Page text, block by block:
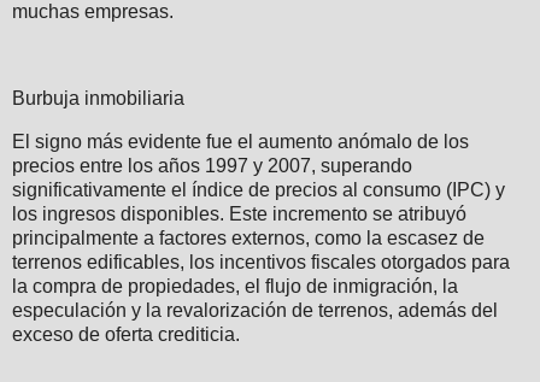
muchas empresas.
Burbuja inmobiliaria
El signo más evidente fue el aumento anómalo de los
precios entre los años 1997 y 2007, superando
significativamente el índice de precios al consumo (IPC) y
los ingresos disponibles. Este incremento se atribuyó
principalmente a factores externos, como la escasez de
terrenos edificables, los incentivos fiscales otorgados para
la compra de propiedades, el flujo de inmigración, la
especulación y la revalorización de terrenos, además del
exceso de oferta crediticia.